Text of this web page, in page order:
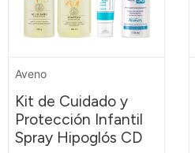
Aveno
Kit de Cuidado y
Protección Infantil
Spray Hipoglós CD